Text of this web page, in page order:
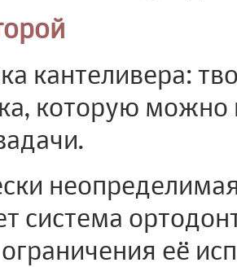
кантеливера:
которую можно
система
её